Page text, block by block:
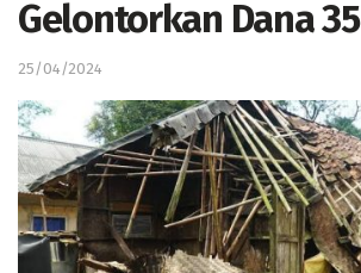
Gelontorkan Dana
25/04/2024